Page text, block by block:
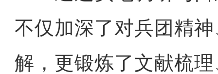
不仅加深了对兵团精
解，更锻炼了文献梳